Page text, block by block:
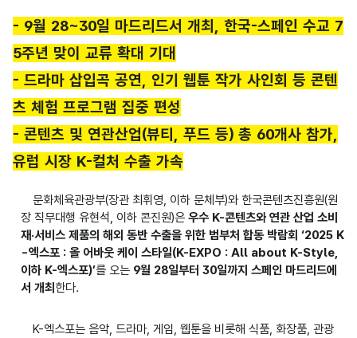
- 9월 28~30일 마드리드서 개최, 한국-스페인 수교 7
5주년 맞이 교류 확대 기대
- 드라마 삽입곡 공연, 인기 웹툰 작가 사인회 등 콘텐
츠 체험 프로그램 집중 편성
- 콘텐츠 및 연관산업(뷰티, 푸드 등) 총 60개사 참가,
유럽 시장 K-컬처 수출 가속
문화체육관광부(장관 최휘영, 이하 문체부)와 한국콘텐츠진흥원(원
장 직무대행 유현석, 이하 콘진원)은 우수 K-콘텐츠와 연관 산업 소비
재·서비스 제품의 해외 동반 수출을 위한 범부처 합동 박람회 ‘2025 K
-엑스포 : 올 어바웃 케이 스타일(K-EXPO : All about K-Style,
이하 K-엑스포)’를 오는 9월 28일부터 30일까지 스페인 마드리드에
서 개최한다.
K-엑스포는 음악, 드라마, 게임, 웹툰을 비롯해 식품, 화장품, 관광